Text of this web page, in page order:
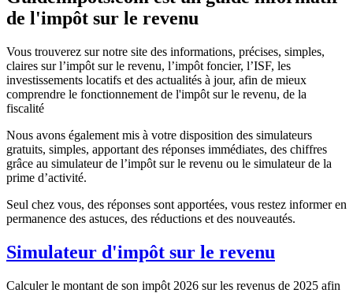
de l'impôt sur le revenu
Vous trouverez sur notre site des informations, précises, simples,
claires sur l’impôt sur le revenu, l’impôt foncier, l’ISF, les
investissements locatifs et des actualités à jour, afin de mieux
comprendre le fonctionnement de l'impôt sur le revenu, de la
fiscalité
Nous avons également mis à votre disposition des simulateurs
gratuits, simples, apportant des réponses immédiates, des chiffres
grâce au simulateur de l’impôt sur le revenu ou le simulateur de la
prime d’activité.
Seul chez vous, des réponses sont apportées, vous restez informer en
permanence des astuces, des réductions et des nouveautés.
Simulateur d'impôt sur le revenu
Calculer le montant de son impôt 2026 sur les revenus de 2025 afin